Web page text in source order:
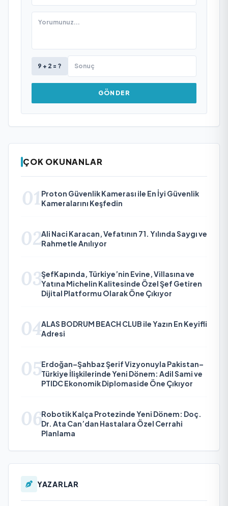
9 + 2 = ?
GÖNDER
ÇOK OKUNANLAR
01 Proton Güvenlik Kamerası ile En İyi Güvenlik
Kameralarını Keşfedin
02Ali Naci Karacan, Vefatının 71. Yılında Saygı ve
Rahmetle Anılıyor
03ŞefKapında, Türkiye’nin Evine, Villasına ve
Yatına Michelin Kalitesinde Özel Şef Getiren
Dijital Platformu Olarak Öne Çıkıyor
04ALAS BODRUM BEACH CLUB ile Yazın En Keyifli
Adresi
05Erdoğan–Şahbaz Şerif Vizyonuyla Pakistan–
Türkiye İlişkilerinde Yeni Dönem: Adil Sami ve
PTIDC Ekonomik Diplomaside Öne Çıkıyor
06Robotik Kalça Protezinde Yeni Dönem: Doç.
Dr. Ata Can’dan Hastalara Özel Cerrahi
Planlama
YAZARLAR